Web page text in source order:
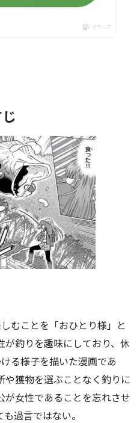
ポチップ
むことを「おひとり様」と
釣りを趣味にしており、休
る様子を描いた漫画であ
獲物を選ぶことなく釣りに
が女性であることを忘れさせ
過言ではない。